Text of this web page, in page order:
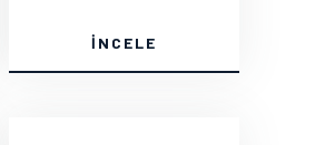
İNCELE